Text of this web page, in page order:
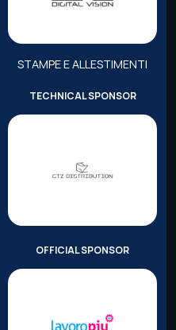
STAMPE E ALLESTIMENTI
TECHNICAL SPONSOR
OFFICIAL SPONSOR